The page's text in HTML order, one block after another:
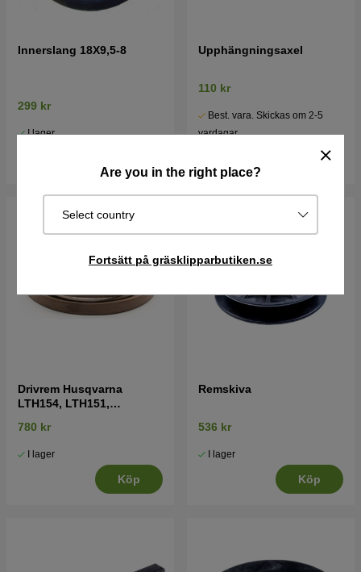
Are you in the right place?
Select country
Fortsätt på gräsklipparbutiken.se
Innerslang 18X9,5-8
299 kr
I lager
Upphängningsaxel
110 kr
Best. vara. Skickas om 2-5
vardagar
Köp
Drivrem Husqvarna
LTH154, LTH151,
LT2216A2
780 kr
I lager
Köp
Remskiva
536 kr
I lager
Köp